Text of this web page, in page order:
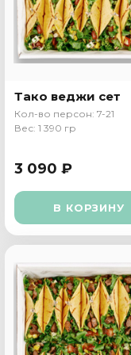
Тако веджи сет
Кол-во персон: 7-21
Вес: 1 390 гр
3 090 ₽
В КОРЗИНУ